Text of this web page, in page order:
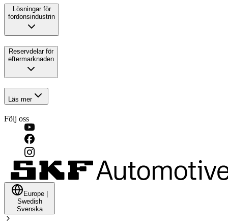
Lösningar för
fordonsindustrin
Reservdelar för
eftermarknaden
Läs mer
Följ oss
Europe
Swedish
Svenska